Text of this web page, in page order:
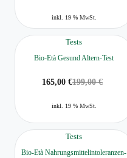
inkl. 19 % MwSt.
Tests
Bio-Età Gesund Altern-Test
199,00€
165,00 €
inkl. 19 % MwSt.
Tests
Bio-Età Nahrungsmittelintoleranzen-